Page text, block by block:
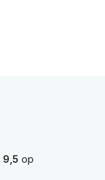
9,5 op